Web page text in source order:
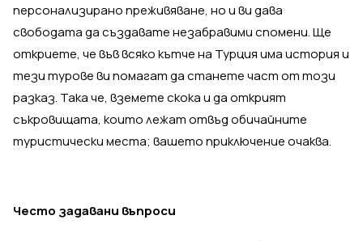
персонализирано преживяване, но и ви дава
свободата да създавате незабравими спомени. Ще
откриете, че във всяко кътче на Турция има история и
тези турове ви помагат да станете част от този
разказ. Така че, вземете скока и да открият
съкровищата, които лежат отвъд обичайните
туристически места; вашето приключение очаква.
Често задавани въпроси